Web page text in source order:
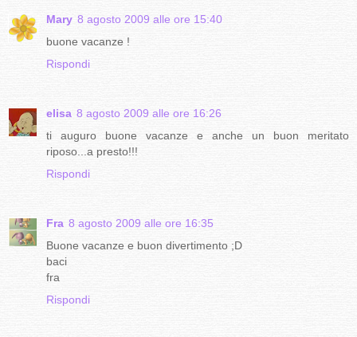
Mary 8 agosto 2009 alle ore 15:40
buone vacanze !
Rispondi
elisa 8 agosto 2009 alle ore 16:26
ti auguro buone vacanze e anche un buon meritato
riposo...a presto!!!
Rispondi
Fra 8 agosto 2009 alle ore 16:35
Buone vacanze e buon divertimento ;D
baci
fra
Rispondi